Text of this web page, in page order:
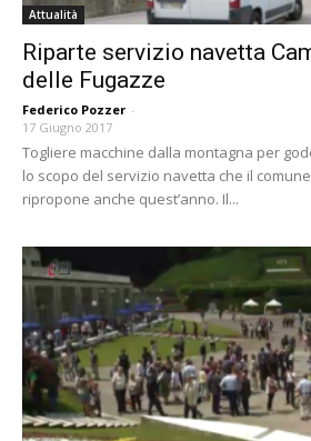
Attualità
Riparte servizio navetta
delle Fugazze
Federico Pozzer -
17 Giugno 2017
Togliere macchine dalla montagna per
lo scopo del servizio navetta che il
ripropone anche quest’anno. Il...